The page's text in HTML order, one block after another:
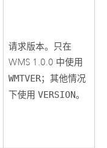
请求版本。只在
WMS 1.0.0 中使用
WMTVER；其他情况
下使用VERSION。